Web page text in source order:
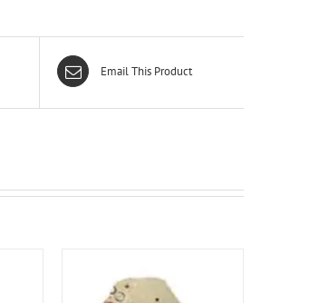
Email This Product